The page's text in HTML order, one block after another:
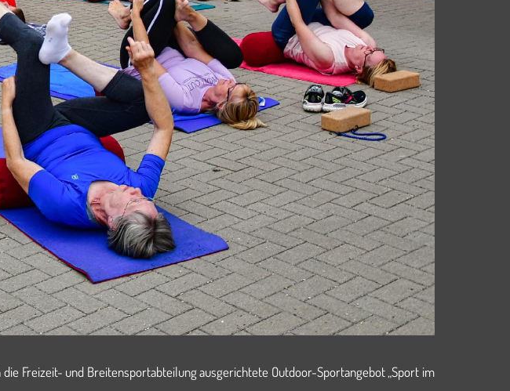
Freizeit- und Breitensportabteilung ausgerichtete Outdoor-Sportangebot „Sport im